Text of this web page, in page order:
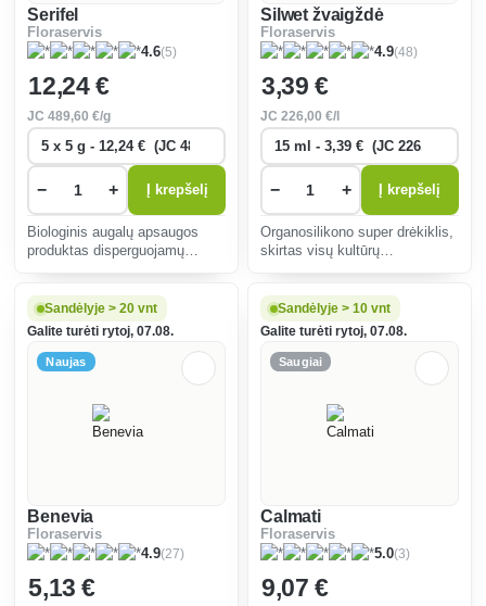
Serifel
Floraservis
4.6(5)
12,24 €
JC489,60 €/g
− + Į krepšelį
Biologinis augalų apsaugos
produktas disperguojamų
braškėms, avietėms,
salotoms, paprikoms,
miltligės.
Silwet žvaigždė
Floraservis
4.9(48)
3,39 €
JC 226,00 €/l
− + Į krepšelį
Organosilikono super drėkiklis,
skirtas visų kultūrų
augalų vegetacijos laikotarpiu ir
kitiems pasirinktiems
Sandėlyje > 20 vnt
Galite turėti rytoj, 07.08.
Naujas
Benevia
Floraservis
4.9(27)
5,13 €
Sandėlyje > 10 vnt
Galite turėti rytoj, 07.08.
Saugiai
Calmati
Floraservis
5.0(3)
9,07 €